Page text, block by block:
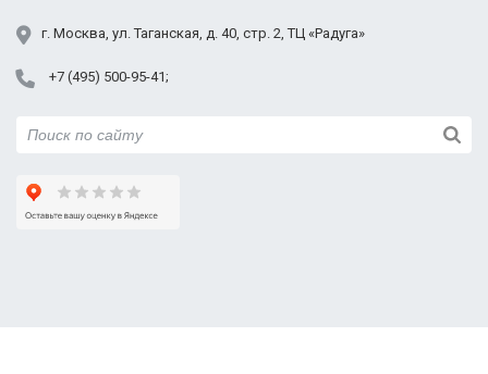
г. Москва, ул. Таганская, д. 40, стр. 2, ТЦ «Радуга»
+7 (495) 500-95-41